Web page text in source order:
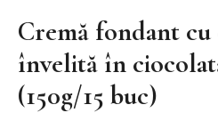
Cremă fondant cu
învelită în
(150g/15 buc)